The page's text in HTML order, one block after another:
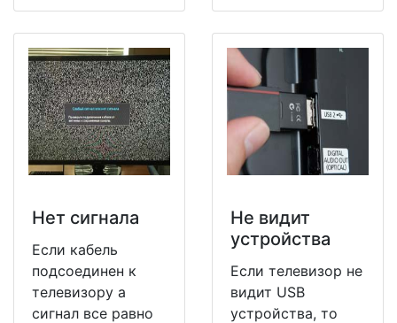
Нет сигнала
Если кабель
подсоединен к
телевизору а
сигнал все равно
Не видит
устройства
Если телевизор не
видит USB
устройства, то